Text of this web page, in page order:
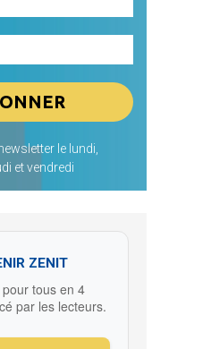
le lundi,
et vendredi
ZENIT
tous en 4
par les lecteurs.